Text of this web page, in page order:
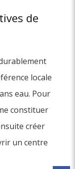
de
locale
eau. Pour
constituer
créer
un centre